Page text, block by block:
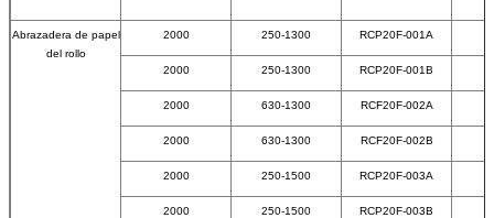
Abrazadera de papel
del rollo
2000 250-1300 RCP20F-001A
2000 250-1300 RCP20F-001B
2000 630-1300 RCF20F-002A
2000 630-1300 RCF20F-002B
2000 250-1500 RCP20F-003A
2000 250-1500 RCP20F-003B